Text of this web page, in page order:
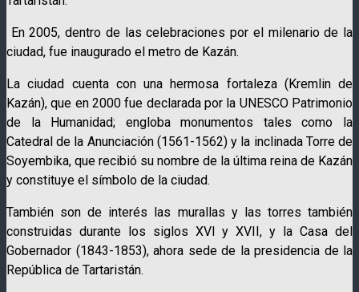
En 2005, dentro de las celebraciones por el milenario de la
ciudad, fue inaugurado el metro de Kazán.
La ciudad cuenta con una hermosa fortaleza (Kremlin de
Kazán), que en 2000 fue declarada por la UNESCO Patrimonio
de la Humanidad; engloba monumentos tales como la
Catedral de la Anunciación (1561-1562) y la inclinada Torre de
Soyembika, que recibió su nombre de la última reina de Kazán
y constituye el símbolo de la ciudad.
También son de interés las murallas y las torres también
construidas durante los siglos XVI y XVII, y la Casa del
Gobernador (1843-1853), ahora sede de la presidencia de la
República de Tartaristán.